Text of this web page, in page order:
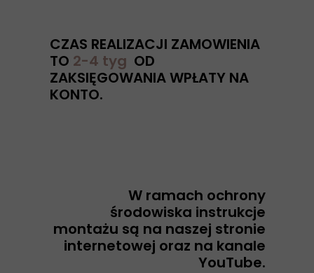
CZAS REALIZACJI ZAMOWIENIA
TO 2-4 tyg OD
ZAKSIĘGOWANIA WPŁATY NA
KONTO.
W ramach ochrony
środowiska instrukcje
montażu są na naszej stronie
internetowej oraz na kanale
YouTube.